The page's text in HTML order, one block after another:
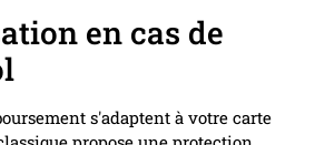
en cas de
s'adaptent à votre carte